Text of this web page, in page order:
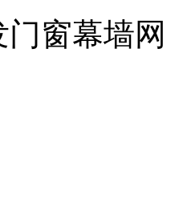
窗幕墙网